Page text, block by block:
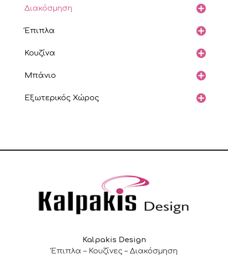
Διακόσμηση
Έπιπλα
Κουζίνα
Μπάνιο
Εξωτερικός Χώρος
Kalpakis Design
Έπιπλα – Κουζίνες – Διακόσμηση